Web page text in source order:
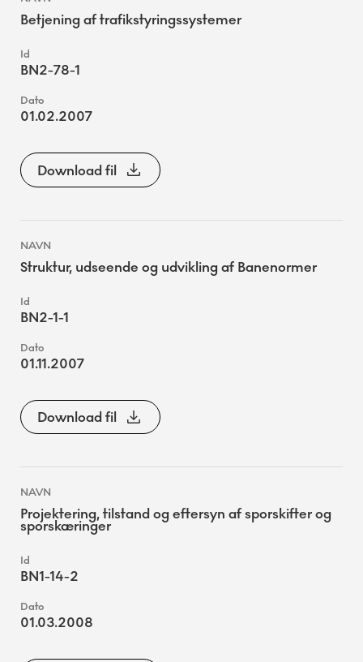
Betjening af trafikstyringssystemer
BN2-78-1
01.02.2007
Download fil
Struktur, udseende og udvikling af Banenormer
BN2-1-1
01.11.2007
Download fil
Projektering, tilstand og eftersyn af sporskifter og
sporskæringer
BN1-14-2
01.03.2008